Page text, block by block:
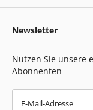
Newsletter
Nutzen Sie unsere
Abonnenten
E-Mail-Adresse